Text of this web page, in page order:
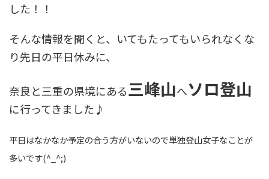
した！！
そんな情報を聞くと、いてもたってもいられなくな
り先日の平日休みに、
奈良と三重の県境にある三峰山へソロ登山
に行ってきました♪
平日はなかなか予定の合う方がいないので単独登山女子なことが
多いです(^_^;)